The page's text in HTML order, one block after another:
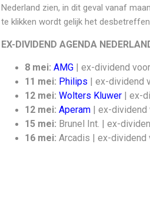
Nederland zien, in dit geval vanaf
te klikken wordt gelijk het
EX-DIVIDEND AGENDA
8 mei: AMG| ex-dividend
11 mei: Philips | ex-dividend
12 mei: Wolters Kluwer| ex-
12 mei: Aperam| ex-dividend
15 mei: Brunel Int. | ex-
16 mei: Arcadis | ex-dividend